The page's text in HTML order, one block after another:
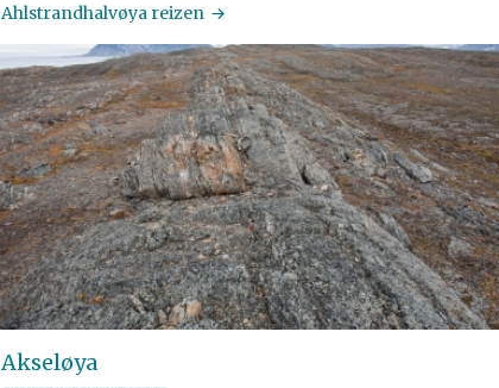
Ahlstrandhalvøya reizen
Akseløya